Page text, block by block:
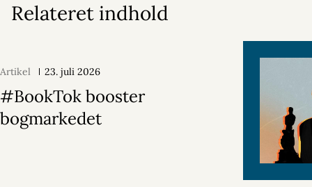
Relateret indhold
Artikel 23. juli 2026
#BookTok booster
bogmarkedet